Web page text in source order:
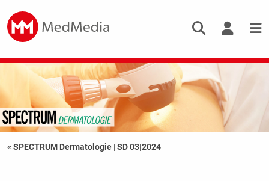
« SPECTRUM Dermatologie |SD 03|2024